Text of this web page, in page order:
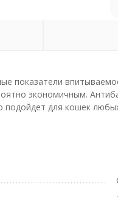
показатели
экономичным.
для кошек